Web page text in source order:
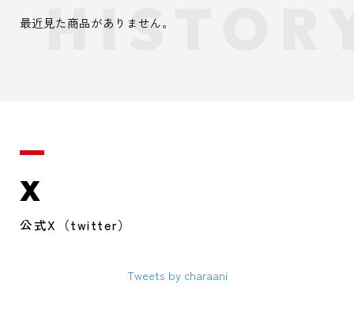
最近見た商品がありません。
X
公式X（twitter）
Tweets by charaani